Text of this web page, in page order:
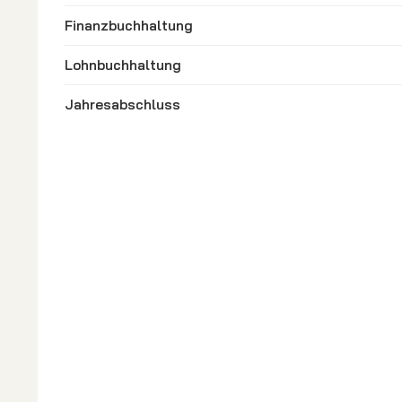
Finanzbuchhaltung
Lohnbuchhaltung
Jahresabschluss